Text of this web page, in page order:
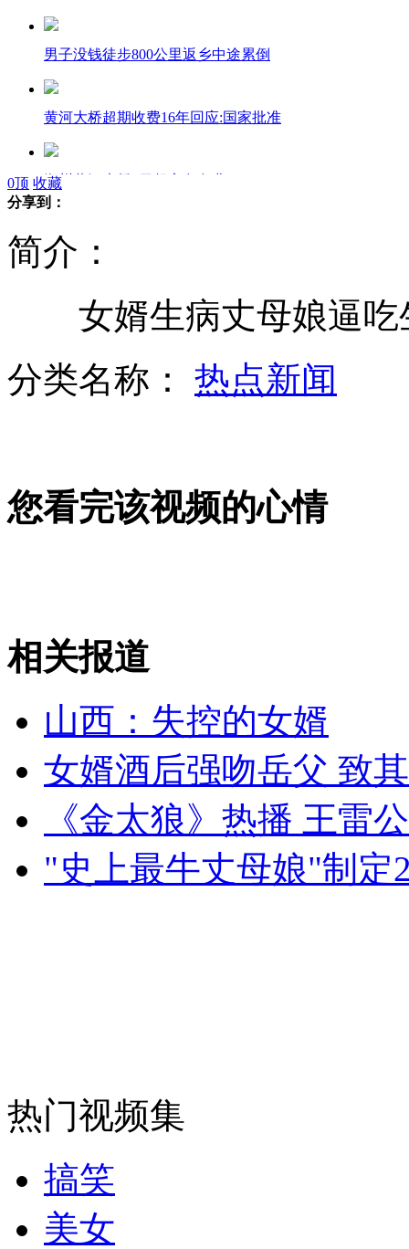
男子没钱徒步800公里返乡中途累倒
黄河大桥超期收费16年回应:国家批准
郑州黄河大桥8日起永久免费
以色列空军出动直升机击落无人机现场
北京天安门双节期间清出47吨垃圾
长假6.8万起车祸794人遇难
女孩北京地铁殴打老人 痛下狠手拳打脚踢
外交部：反对强权政治霸凌主义
外交部：有关国家言论片面不公正
安徽一实载49人客车翻车
0顶 收藏
分享到：
简介：
女婿生病丈母娘逼吃
分类名称： 热点新闻
您看完该视频的心情
相关报道
山西：失控的女婿
女婿酒后强吻岳父 致
《金太狼》热播 王雷
"史上最牛丈母娘"制定
热门视频集
搞笑
美女